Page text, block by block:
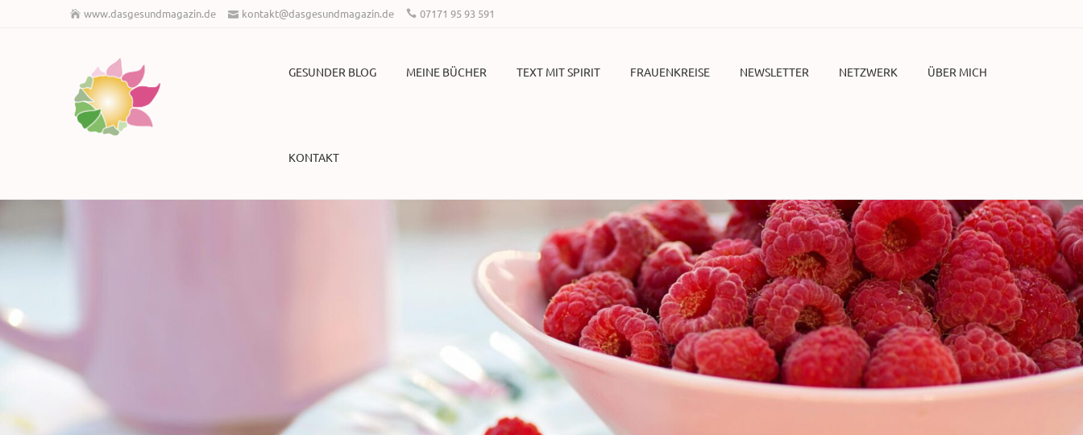
www.dasgesundmagazin.de kontakt@dasgesundmagazin.de 07171 95 93 591
GESUNDER BLOG MEINE BÜCHER TEXT MIT SPIRIT FRAUENKREISE NEWSLETTER NETZWERK ÜBER MICH
KONTAKT